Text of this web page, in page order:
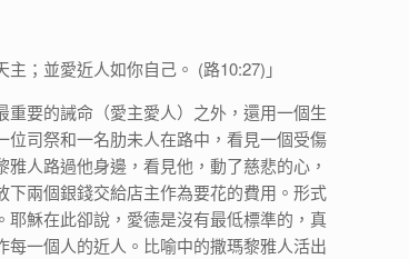
；並愛近人如你自己。 (路10:27)」
要的誡命（愛主愛人）之外，還用一個生
司祭和一名肋未人在路中，看見一個受傷
人路過他身邊，看見他，動了慈悲的心，
兩個銀錢交給店主作為要花的費用。形式
穌在此卻說，愛德是沒有最低標準的，真
一個人的近人。比喻中的撒瑪黎雅人活出